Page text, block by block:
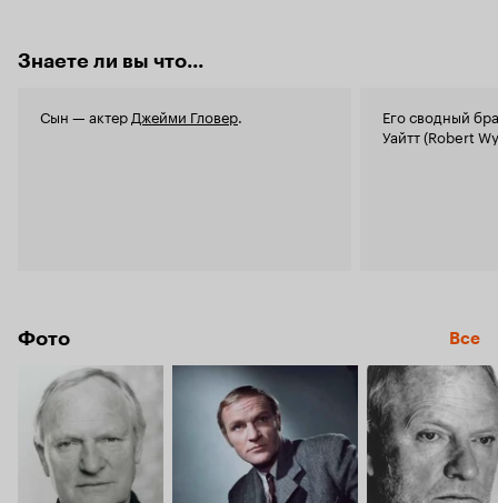
Знаете ли вы что...
Сын — актер Джейми Гловер.
Его сводный
Уайтт (Robert
Фото Все